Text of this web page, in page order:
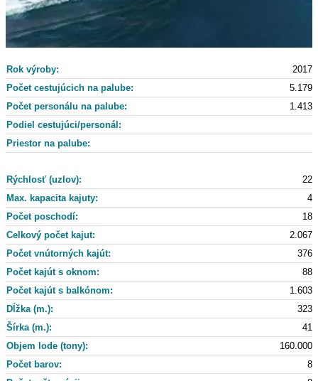
Rok výroby:
2017
Počet cestujúcich na palube:
5.179
Počet personálu na palube:
1.413
Podiel cestujúci/personál:
Priestor na palube:
22
Rýchlosť (uzlov):
4
Max. kapacita kajuty:
Počet poschodí:
18
Celkový počet kajut:
2.067
Počet vnútorných kajút:
376
Počet kajút s oknom:
88
Počet kajút s balkónom:
1.603
Dĺžka (m.):
323
Šírka (m.):
41
Objem lode (tony):
160.000
Počet barov:
8